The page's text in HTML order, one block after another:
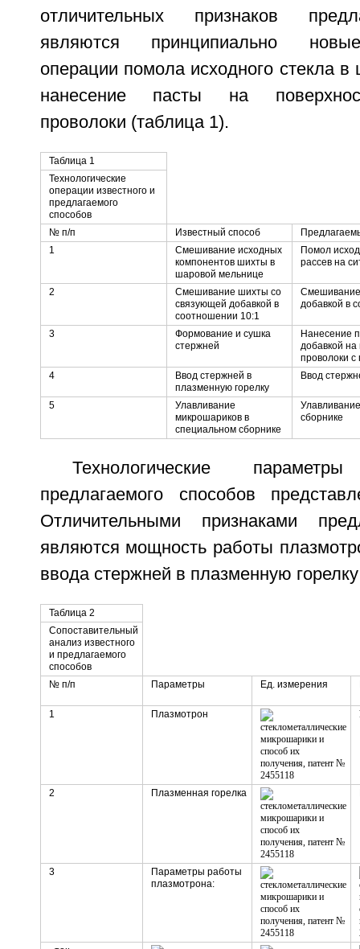
отличительных признаков
являются принципиально новые
операции помола исходного стекла
нанесение пасты на
проволоки (таблица 1).
Таблица 1
Технологические
операции известного и
предлагаемого
способов
№ п/п
Известный способ
1
Смешивание исходных
компонентов шихты в
шаровой мельнице
Помол
рассев на
2
Смешивание шихты со
связующей добавкой в
соотношении 10:1
Смешивание
добавкой в
3
Формование и сушка
стержней
Нанесение
добавкой на
проволоки
4
Ввод стержней в
плазменную горелку
Ввод
5
Улавливание
микрошариков в
специальном сборнике
сборнике
Технологические
предлагаемого способов
Отличительными признаками
являются мощность работы
ввода стержней в плазменную
Таблица 2
Сопоставительный
анализ известного
и предлагаемого
способов
№ п/п
Параметры Ед. измерения
1 Плазмотрон
2 Плазменная горелка
3
Параметры работы
плазмотрона: